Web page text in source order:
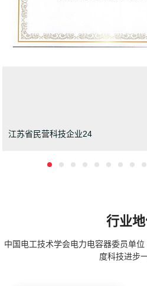
江苏省民营科技企业24
行业
中国电工技术学会电力电容器委员单
度科技进步